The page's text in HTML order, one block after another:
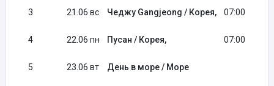
3 21.06 вс Чеджу Gangjeong / Корея, 07:00
4 22.06 пн Пусан / Корея, 07:00
5 23.06 вт День в море / Море